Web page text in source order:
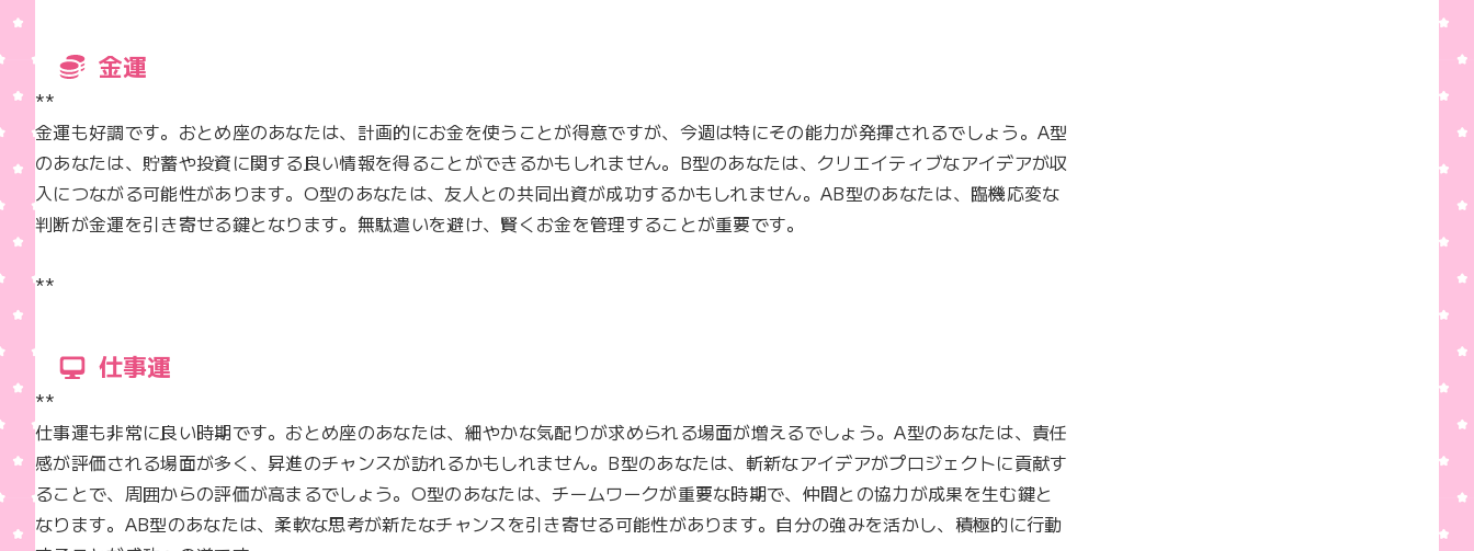
金運
**
金運も好調です。おとめ座のあなたは、計画的にお金を使うことが得意ですが、今週は特にその能力が発揮されるでしょう。A型
のあなたは、貯蓄や投資に関する良い情報を得ることができるかもしれません。B型のあなたは、クリエイティブなアイデアが収
入につながる可能性があります。O型のあなたは、友人との共同出資が成功するかもしれません。AB型のあなたは、臨機応変な
判断が金運を引き寄せる鍵となります。無駄遣いを避け、賢くお金を管理することが重要です。
**
仕事運
**
仕事運も非常に良い時期です。おとめ座のあなたは、細やかな気配りが求められる場面が増えるでしょう。A型のあなたは、責任
感が評価される場面が多く、昇進のチャンスが訪れるかもしれません。B型のあなたは、斬新なアイデアがプロジェクトに貢献す
ることで、周囲からの評価が高まるでしょう。O型のあなたは、チームワークが重要な時期で、仲間との協力が成果を生む鍵と
なります。AB型のあなたは、柔軟な思考が新たなチャンスを引き寄せる可能性があります。自分の強みを活かし、積極的に行動